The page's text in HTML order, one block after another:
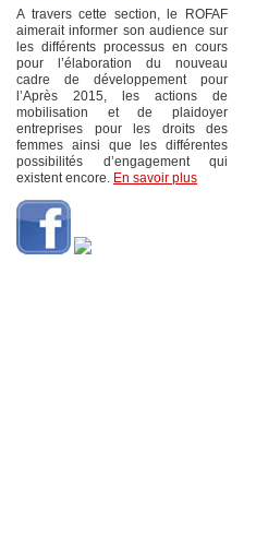
A travers cette section, le ROFAF
aimerait informer son audience sur
les différents processus en cours
pour l’élaboration du nouveau
cadre de développement pour
l’Après 2015, les actions de
mobilisation et de plaidoyer
entreprises pour les droits des
femmes ainsi que les différentes
possibilités d’engagement qui
existent encore. En savoir plus